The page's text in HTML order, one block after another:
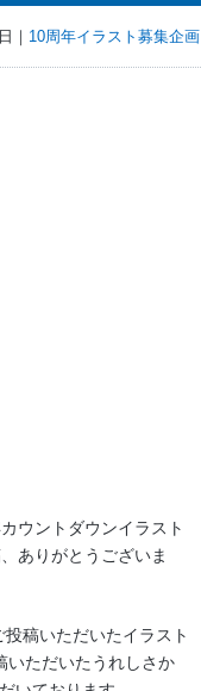
｜ 10周年イラスト募集企画
ウントダウンイラスト
ありがとうございま
稿いただいたイラスト
いただいたうれしさか